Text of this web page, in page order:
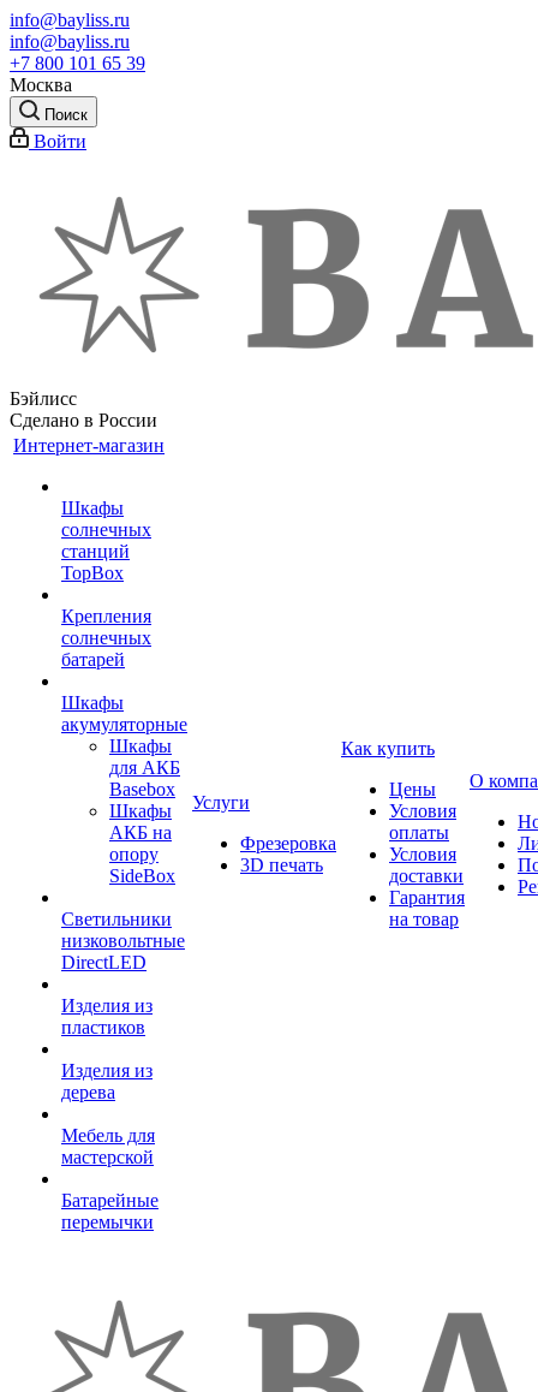
info@bayliss.ru
info@bayliss.ru
+7 800 101 65 39
Москва
Поиск
Войти
Бэйлисс
Сделано в России
Интернет-магазин
Шкафы
солнечных
станций
TopBox
Крепления
солнечных
батарей
Шкафы
акумуляторные
Шкафы
для АКБ
Basebox
Шкафы
АКБ на
опору
SideBox
Светильники
низковольтные
DirectLED
Изделия из
пластиков
Изделия из
дерева
Мебель для
мастерской
Батарейные
перемычки
Услуги
Фрезеровка
3D печать
Как купить
Цены
Условия
оплаты
Условия
доставки
Гарантия
на товар
О